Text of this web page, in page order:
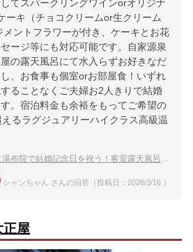
てスパークリングワインorオリジナ
ーキ（チョコクリームor生クリーム
メントフラワーが付き、ケーキとお花
ージ等にも対応可能です。自家源泉
の露天風呂にて水入らずお好きなだ
、お食事も個室orお部屋食！いずれ
ることなくご夫婦お2人きりで結婚
。宿泊料金も余裕をもってご希望の
えるラグジュアリーハイクラス高級温
院で結婚記念日を祝う！客室露天風呂や部屋食など贅沢ができる宿
シャンちゃん さんの回答（投稿日：2026/3/16 ）
屋